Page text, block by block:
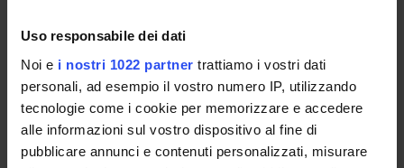
Uso responsabile dei dati
Noi e i nostri 1022 partner trattiamo i vostri dati
personali, ad esempio il vostro numero IP, utilizzando
tecnologie come i cookie per memorizzare e accedere
alle informazioni sul vostro dispositivo al fine di
pubblicare annunci e contenuti personalizzati, misurare
Alberto Rossi
Michele Tansella
SEZIONI